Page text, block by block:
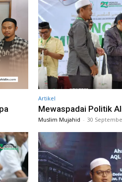
Artikel
Mewaspadai Politik
Muslim Mujahid - 30